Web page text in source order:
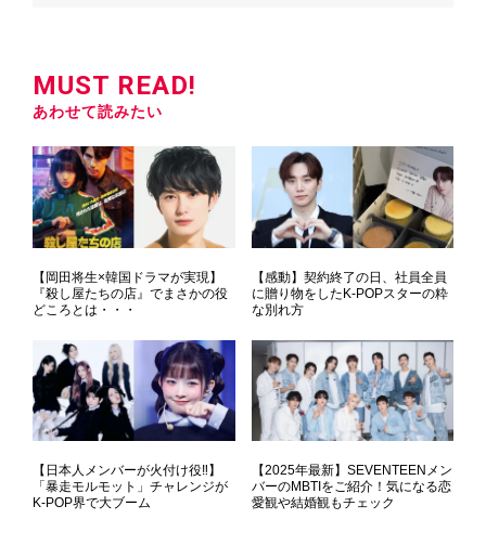
MUST READ!
あわせて読みたい
【岡田将生×韓国ドラマが実現】
『殺し屋たちの店』でまさかの役
どころとは・・・
【感動】契約終了の日、社員全員
に贈り物をしたK-POPスターの粋
な別れ方
【日本人メンバーが火付け役‼】
「暴走モルモット」チャレンジが
K-POP界で大ブーム
【2025年最新】SEVENTEENメン
バーのMBTIをご紹介！気になる恋
愛観や結婚観もチェック